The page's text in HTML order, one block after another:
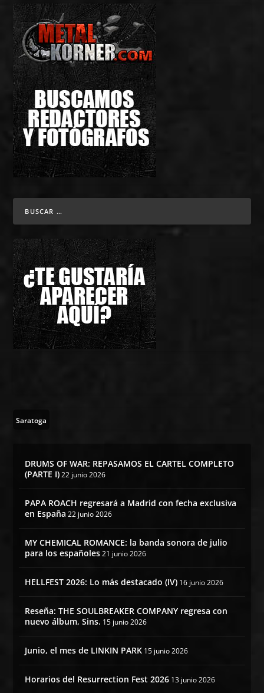
Saratoga
DRUMS OF WAR: REPASAMOS EL CARTEL COMPLETO
(PARTE I) 22 junio 2026
PAPA ROACH regresará a Madrid con fecha exclusiva
en España 22 junio 2026
MY CHEMICAL ROMANCE: la banda sonora de julio
para los españoles 21 junio 2026
HELLFEST 2026: Lo más destacado (IV) 16 junio 2026
Reseña: THE SOULBREAKER COMPANY regresa con
nuevo álbum, Sins. 15 junio 2026
Junio, el mes de LINKIN PARK 15 junio 2026
Horarios del Resurrection Fest 2026 13 junio 2026